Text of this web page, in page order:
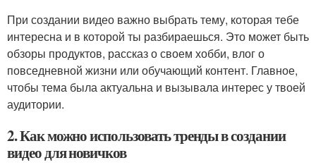
При создании видео важно выбрать тему, которая тебе
интересна и в которой ты разбираешься. Это может быть
обзоры продуктов, рассказ о своем хобби, влог о
повседневной жизни или обучающий контент. Главное,
чтобы тема была актуальна и вызывала интерес у твоей
аудитории.
2. Как можно использовать тренды в создании
видео для новичков